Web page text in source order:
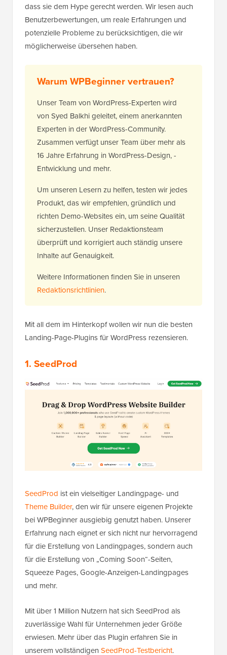
dass sie dem Hype gerecht werden. Wir lesen auch
Benutzerbewertungen, um reale Erfahrungen und
potenzielle Probleme zu berücksichtigen, die wir
möglicherweise übersehen haben.
Warum WPBeginner vertrauen?
Unser Team von WordPress-Experten wird
von Syed Balkhi geleitet, einem anerkannten
Experten in der WordPress-Community.
Zusammen verfügt unser Team über mehr als
16 Jahre Erfahrung in WordPress-Design, -
Entwicklung und mehr.
Um unseren Lesern zu helfen, testen wir jedes
Produkt, das wir empfehlen, gründlich und
richten Demo-Websites ein, um seine Qualität
sicherzustellen. Unser Redaktionsteam
überprüft und korrigiert auch ständig unsere
Inhalte auf Genauigkeit.
Weitere Informationen finden Sie in unseren
Redaktionsrichtlinien.
Mit all dem im Hinterkopf wollen wir nun die besten
Landing-Page-Plugins für WordPress rezensieren.
1. SeedProd
SeedProd ist ein vielseitiger Landingpage- und
Theme Builder, den wir für unsere eigenen Projekte
bei WPBeginner ausgiebig genutzt haben. Unserer
Erfahrung nach eignet er sich nicht nur hervorragend
für die Erstellung von Landingpages, sondern auch
für die Erstellung von „Coming Soon“-Seiten,
Squeeze Pages, Google-Anzeigen-Landingpages
und mehr.
Mit über 1 Million Nutzern hat sich SeedProd als
zuverlässige Wahl für Unternehmen jeder Größe
erwiesen. Mehr über das Plugin erfahren Sie in
unserem vollständigen SeedProd-Testbericht.